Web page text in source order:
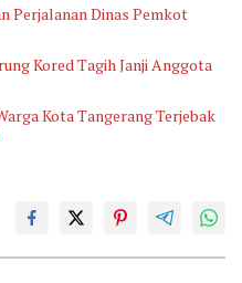
Perjalanan Dinas Pemkot
Kored Tagih Janji Anggota
Kota Tangerang Terjebak